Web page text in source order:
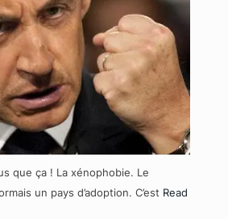
que ça ! La xénophobie. Le
un pays d’adoption. C’est Read